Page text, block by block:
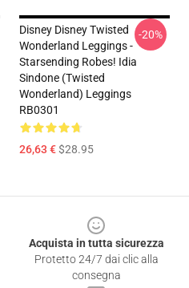
Disney Disney Twisted
Wonderland Leggings -
Starsending Robes! Idia
Sindone (Twisted
Wonderland) Leggings
RB0301
26,63 €$28.95
-20%
Acquista in tutta sicurezza
Protetto 24/7 dai clic alla
consegna